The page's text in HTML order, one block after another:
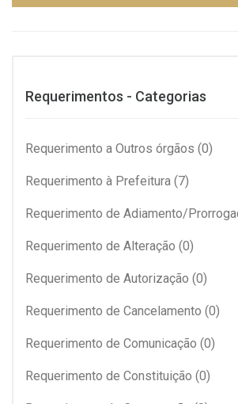
Requerimentos - Categorias
Requerimento a Outros órgãos (0)
Requerimento à Prefeitura (7)
Requerimento de Adiamento/
Requerimento de Alteração (0)
Requerimento de Autorização (0)
Requerimento de Cancelamento (0)
Requerimento de Comunicação (0)
Requerimento de Constituição (0)